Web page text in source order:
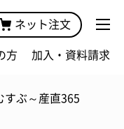
ネット注文
方 加入・資料請求
すぶ～産直365